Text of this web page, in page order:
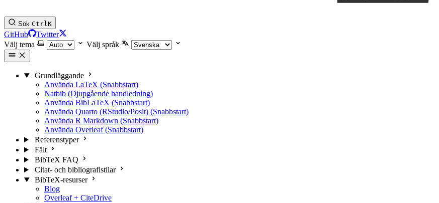
Sök CtrlK
GitHub
Twitter
Välj tema
Välj språk
Grundläggande
Använda LaTeX (Snabbstart)
Natbib (Djupgående handledning)
Använda BibLaTeX (Snabbstart)
Använda Quarto (RStudio/Posit) (Snabbstart)
Använda R Markdown (Snabbstart)
Använda Overleaf (Snabbstart)
Referenstyper
Fält
BibTeX FAQ
Citat- och bibliografistilar
BibTeX-resurser
Blog
Overleaf + CiteDrive